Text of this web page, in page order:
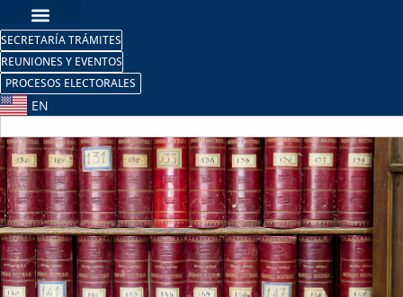
SECRETARÍA TRÁMITES
REUNIONES Y EVENTOS
PROCESOS ELECTORALES
EN